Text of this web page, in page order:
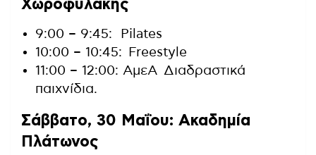
Χωροφυλακής
9:00 – 9:45: Pilates
10:00 – 10:45: Freestyle
11:00 – 12:00: AμεA Διαδραστικά
παιχνίδια.
Σάββατο, 30 Μαΐου: Ακαδημία
Πλάτωνος